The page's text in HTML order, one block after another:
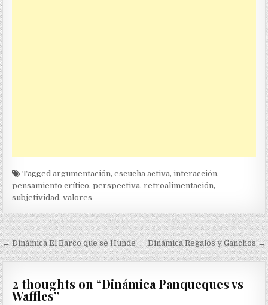
Taggedargumentación,escucha activa,interacción,
pensamiento crítico,perspectiva,retroalimentación,
subjetividad,valores
Navegación
de
entradas
← Dinámica El Barco que se Hunde Dinámica Regalos y Ganchos →
2 thoughts on “Dinámica Panqueques vs
Waffles”